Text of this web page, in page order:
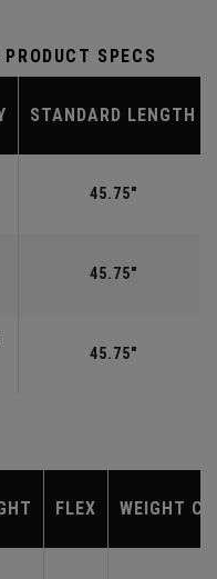
SPECS
STANDARD LENGTH
45.75"
45.75"
45.75"
FLEX WEIGHT